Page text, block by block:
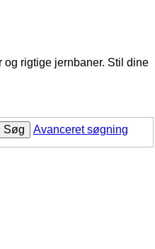
og rigtige jernbaner. Stil dine
Søg Avanceret søgning